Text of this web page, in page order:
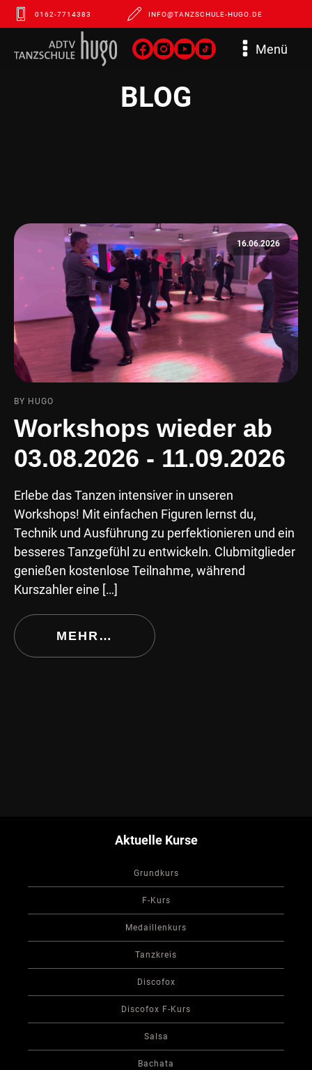
0162-7714383 INFO@TANZSCHULE-HUGO.DE
Menü
BLOG
16.06.2026
BY HUGO
Workshops wieder ab
03.08.2026 - 11.09.2026
Erlebe das Tanzen intensiver in unseren
Workshops! Mit einfachen Figuren lernst du,
Technik und Ausführung zu perfektionieren und ein
besseres Tanzgefühl zu entwickeln. Clubmitglieder
genießen kostenlose Teilnahme, während
Kurszahler eine […]
MEHR…
Aktuelle Kurse
Grundkurs
F-Kurs
Medaillenkurs
Tanzkreis
Discofox
Discofox F-Kurs
Salsa
Bachata